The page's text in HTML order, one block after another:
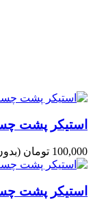
استیکر پشت
100,000 تومان
استیکر پشت